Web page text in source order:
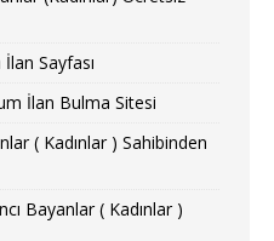
Sayfası
İlan Bulma Sitesi
( Kadınlar ) Sahibinden
Bayanlar ( Kadınlar )